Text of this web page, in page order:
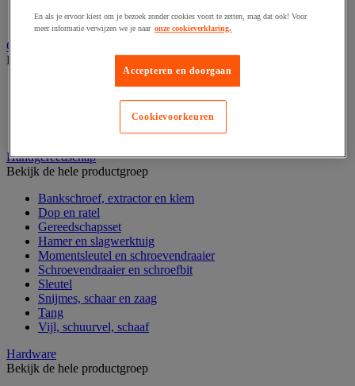
Wandcontactdoos en schakelaar
Gereedschap opbergen
Bekijk de hele productgroep
Assortimentsdoos en gereedschapkoffer
Gereedschapskist en opbergtas
Gereedschapskoffer en versterkte kist
Verrijdbare werktafel
Handgereedschap
Bekijk de hele productgroep
Bankschroef, extractor en klem
Dop en ratel
Gereedschapsset
Hamer en slagwerktuig
Momentsleutel en schroevendraaier
Schroevendraaier en schroefbit
Sleutel
Snijmes, schaar en zaag
Tang
Vijl, schuurvel, schaaf
Hardware
Bekijk de hele productgroep
En als je ervoor kiest om je bezoek zonder cookies voort te zetten, mag dat ook! Voor
meer informatie verwijzen we je naar onze cookieverklaring.
Accepteren en doorgaan
Cookievoorkeuren